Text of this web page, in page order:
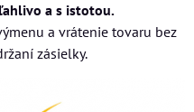
a s istotou.
a vrátenie tovaru bez
zásielky.